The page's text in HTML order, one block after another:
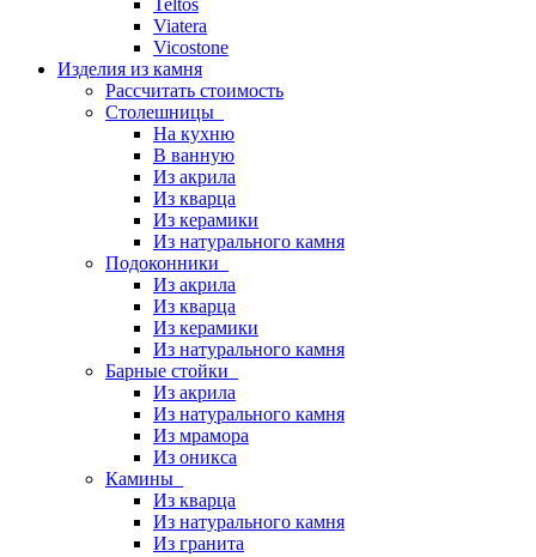
Teltos
Viatera
Vicostone
Изделия из камня
Рассчитать стоимость
Столешницы
На кухню
В ванную
Из акрила
Из кварца
Из керамики
Из натурального камня
Подоконники
Из акрила
Из кварца
Из керамики
Из натурального камня
Барные стойки
Из акрила
Из натурального камня
Из мрамора
Из оникса
Камины
Из кварца
Из натурального камня
Из гранита